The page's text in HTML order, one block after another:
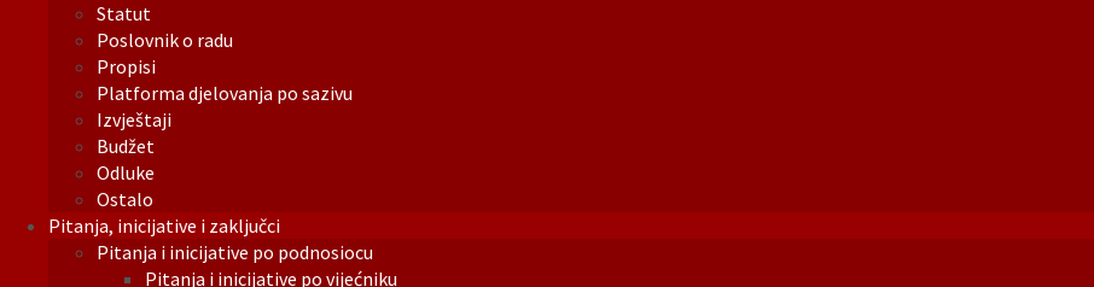
Statut
Poslovnik o radu
Propisi
Platforma djelovanja po sazivu
Izvještaji
Budžet
Odluke
Ostalo
Pitanja, inicijative i zaključci
Pitanja i inicijative po podnosiocu
Pitanja i inicijative po vijećniku